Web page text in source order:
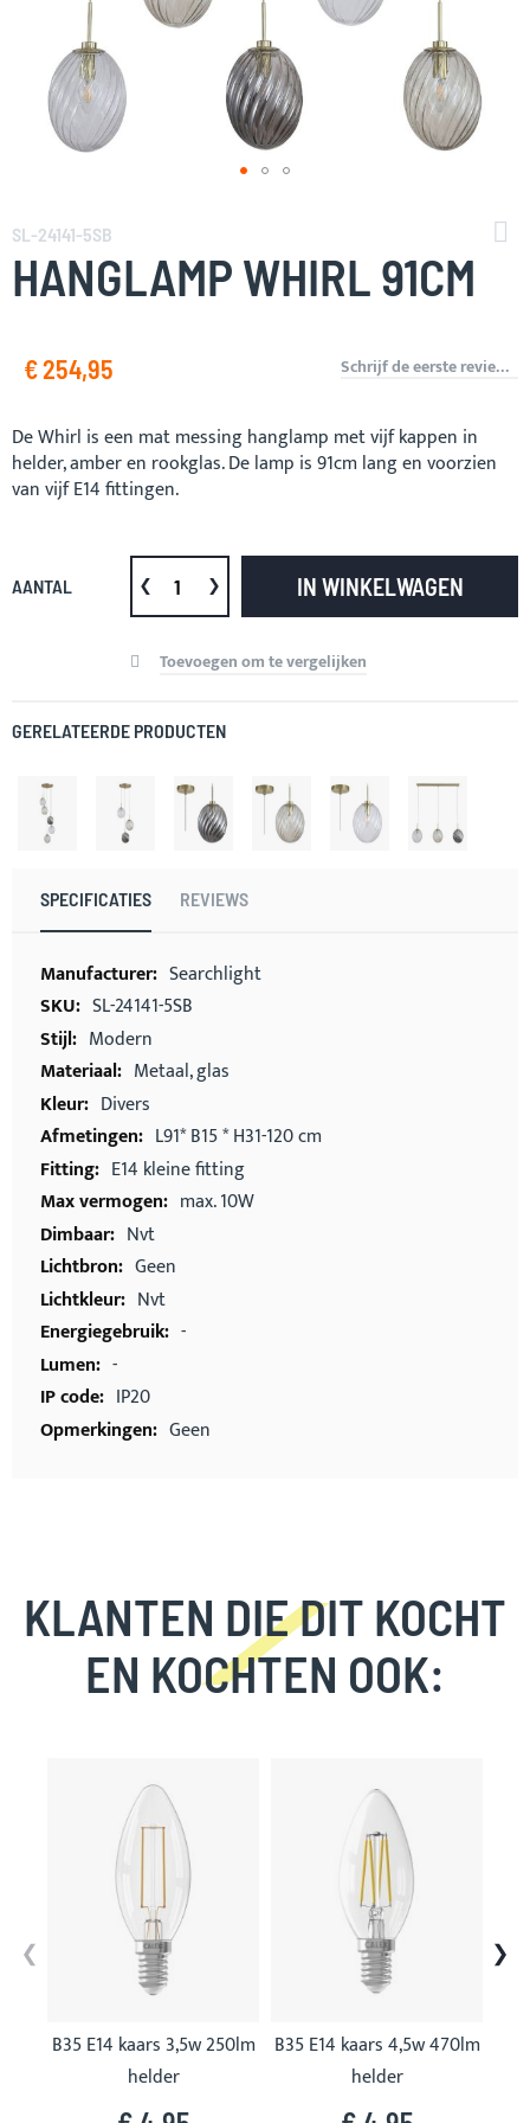
naar
het
begin
van
afbeeldingen-
gallerij
SL-24141-5SB
HANGLAMP WHIRL 91CM
€ 254,95 Schrijf de eerste review over dit product
De Whirl is een mat messing hanglamp met vijf kappen in
helder, amber en rookglas. De lamp is 91cm lang en voorzien
van vijf E14 fittingen.
AANTAL IN WINKELWAGEN
Toevoegen om te vergelijken
GERELATEERDE PRODUCTEN
SPECIFICATIES REVIEWS
Meer
informatie
Searchlight
SL-24141-5SB
Modern
Metaal, glas
Divers
L91* B15 * H31-120 cm
E14 kleine fitting
max. 10W
Nvt
Geen
Nvt
-
-
IP20
Geen
KLANTEN DIE DIT KOCHT
EN KOCHTEN OOK:
B35 E14 kaars 3,5w 250lm
helder
B35 E14 kaars 4,5w 470lm
helder